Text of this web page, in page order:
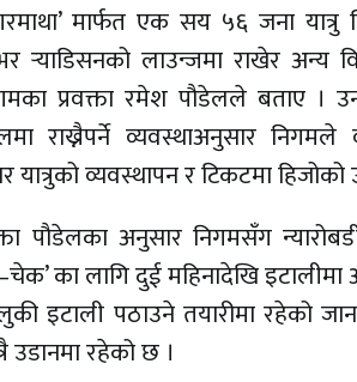
मार्फत एक सय ५६ जना
र्‍याडिसनको लाउन्जमा राखेर
प्रवक्ता रमेश पौडेलले बताए ।
राख्नैपर्ने व्यवस्थाअनुसार
यात्रुको व्यवस्थापन र टिकटमा
पौडेलका अनुसार निगमसँग
का लागि दुई महिनादेखि
इटाली पठाउने तयारीमा रहेको
उडानमा रहेको छ ।